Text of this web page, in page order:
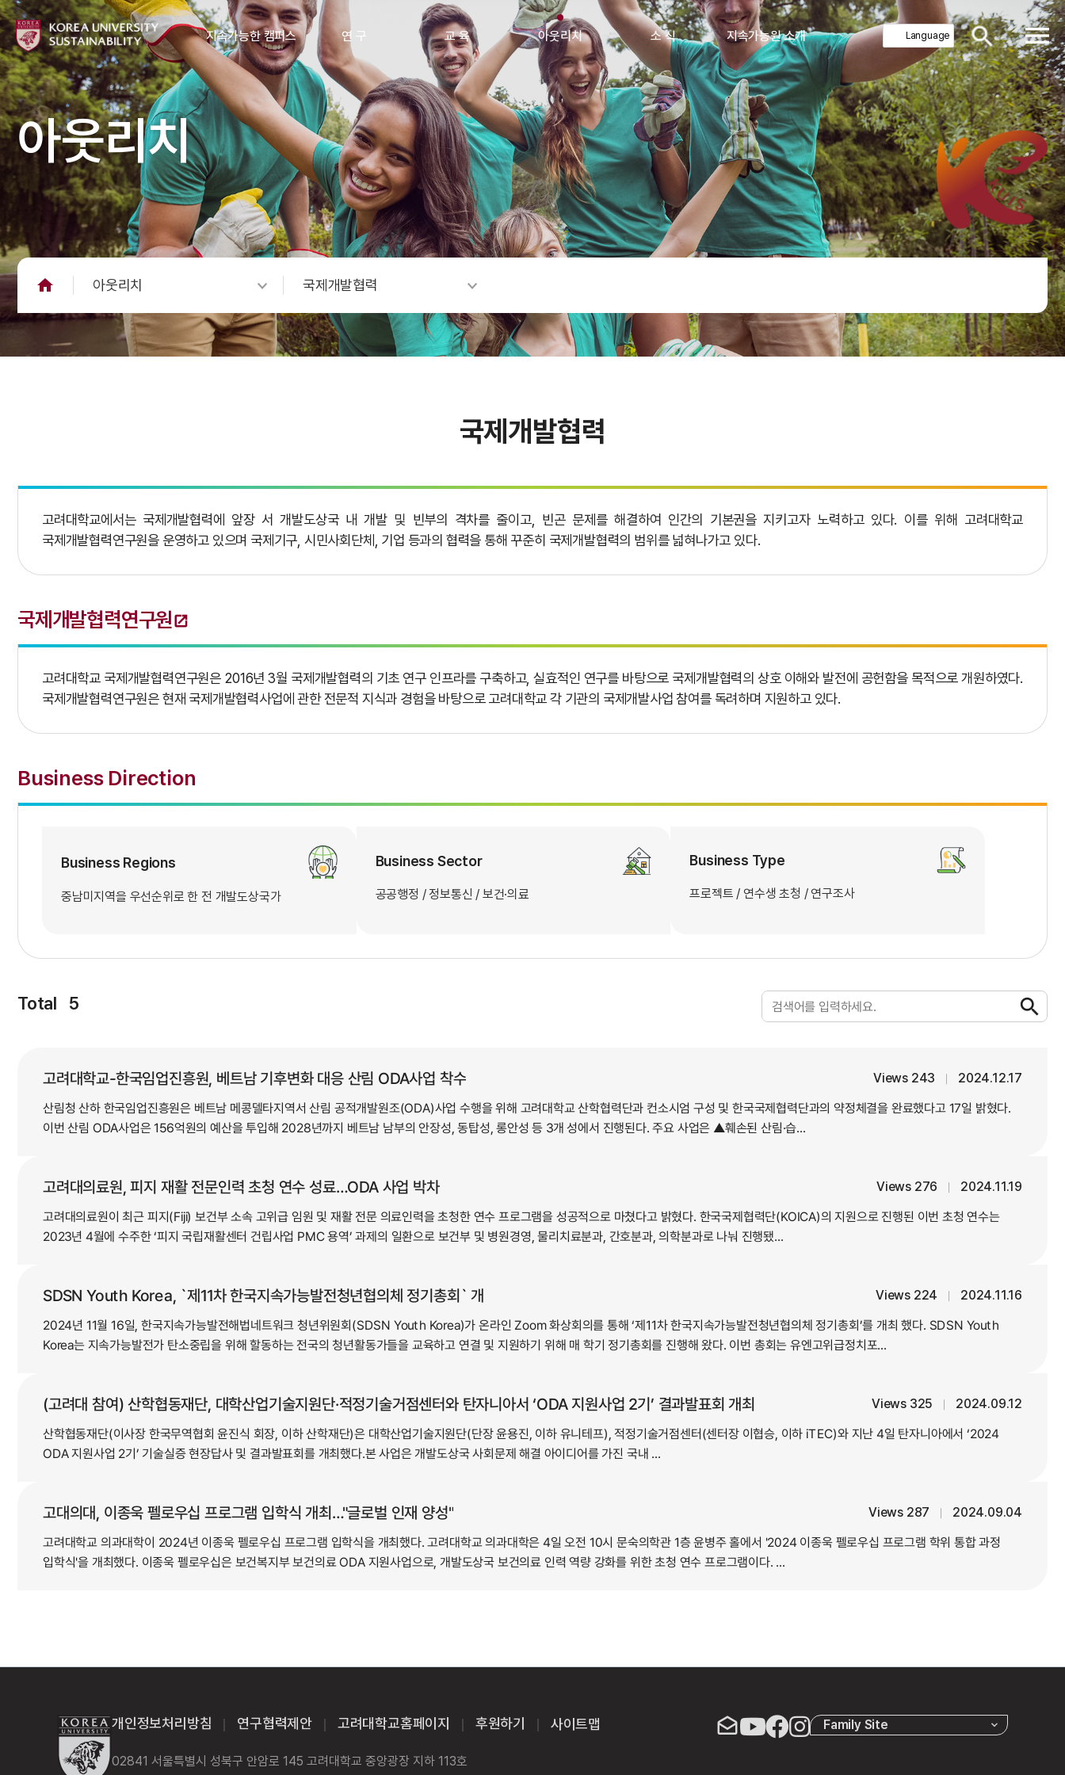
지속가능한 캠퍼스 연 구 교 육 아웃리치 소 식 지속가능원 소개
아웃리치
아웃리치 국제개발협력
국제개발협력
고려대학교에서는 국제개발협력에 앞장 서 개발도상국 내 개발 및 빈부의 격차를 줄이고, 빈곤 문제를 해결하여 인간의 기본권을 지키고자 노력하고 있다. 이를 위해 고려대학교
국제개발협력연구원을 운영하고 있으며 국제기구, 시민사회단체, 기업 등과의 협력을 통해 꾸준히 국제개발협력의 범위를 넓혀나가고 있다.
국제개발협력연구원
고려대학교 국제개발협력연구원은 2016년 3월 국제개발협력의 기초 연구 인프라를 구축하고, 실효적인 연구를 바탕으로 국제개발협력의 상호 이해와 발전에 공헌함을 목적으로 개원하였다.
국제개발협력연구원은 현재 국제개발협력사업에 관한 전문적 지식과 경험을 바탕으로 고려대학교 각 기관의 국제개발사업 참여를 독려하며 지원하고 있다.
Business Direction
Business Regions
중남미지역을 우선순위로 한 전 개발도상국가
Business Sector
공공행정 / 정보통신 / 보건·의료
Business Type
프로젝트 / 연수생 초청 / 연구조사
Total 5
고려대학교-한국임업진흥원, 베트남 기후변화 대응 산림 ODA사업 착수 Views 243 2024.12.17
산림청 산하 한국임업진흥원은 베트남 메콩델타지역서 산림 공적개발원조(ODA)사업 수행을 위해 고려대학교 산학협력단과 컨소시엄 구성 및 한국국제협력단과의 약정체결을 완료했다고 17일 밝혔다.
이번 산림 ODA사업은 156억원의 예산을 투입해 2028년까지 베트남 남부의 안장성, 동탑성, 롱안성 등 3개 성에서 진행된다. 주요 사업은 ▲훼손된 산림·습...
고려대의료원, 피지 재활 전문인력 초청 연수 성료…ODA 사업 박차 Views 276 2024.11.19
고려대의료원이 최근 피지(Fiji) 보건부 소속 고위급 임원 및 재활 전문 의료인력을 초청한 연수 프로그램을 성공적으로 마쳤다고 밝혔다. 한국국제협력단(KOICA)의 지원으로 진행된 이번 초청 연수는
2023년 4월에 수주한 ‘피지 국립재활센터 건립사업 PMC 용역’ 과제의 일환으로 보건부 및 병원경영, 물리치료분과, 간호분과, 의학분과로 나눠 진행됐...
SDSN Youth Korea, `제11차 한국지속가능발전청년협의체 정기총회` 개최 Views 224 2024.11.16
2024년 11월 16일, 한국지속가능발전해법네트워크 청년위원회(SDSN Youth Korea)가 온라인 Zoom 화상회의를 통해 ‘제11차 한국지속가능발전청년협의체 정기총회’를 개최 했다. SDSN Youth
Korea는 지속가능발전가 탄소중립을 위해 할동하는 전국의 청년활동가들을 교육하고 연결 및 지원하기 위해 매 학기 정기총회를 진행해 왔다. 이번 총회는 유엔고위급정치포...
(고려대 참여) 산학협동재단, 대학산업기술지원단·적정기술거점센터와 탄자니아서 ‘ODA 지원사업 2기’ 결과발표회 개최 Views 325 2024.09.12
산학협동재단(이사장 한국무역협회 윤진식 회장, 이하 산학재단)은 대학산업기술지원단(단장 윤용진, 이하 유니테프), 적정기술거점센터(센터장 이협승, 이하 iTEC)와 지난 4일 탄자니아에서 ‘2024
ODA 지원사업 2기’ 기술실증 현장답사 및 결과발표회를 개최했다.본 사업은 개발도상국 사회문제 해결 아이디어를 가진 국내 ...
고대의대, 이종욱 펠로우십 프로그램 입학식 개최…"글로벌 인재 양성" Views 287 2024.09.04
고려대학교 의과대학이 2024년 이종욱 펠로우십 프로그램 입학식을 개최했다. 고려대학교 의과대학은 4일 오전 10시 문숙의학관 1층 윤병주 홀에서 '2024 이종욱 펠로우십 프로그램 학위 통합 과정
입학식'을 개최했다. 이종욱 펠로우십은 보건복지부 보건의료 ODA 지원사업으로, 개발도상국 보건의료 인력 역량 강화를 위한 초청 연수 프로그램이다. ...
개인정보처리방침 연구협력제안 고려대학교홈페이지 후원하기 사이트맵
02841 서울특별시 성북구 안암로 145 고려대학교 중앙광장 지하 113호
Family Site